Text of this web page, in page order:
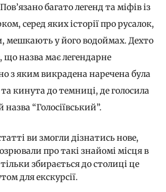
багато легенд та міфів із
серед яких історії про русалок,
мешкають у його водоймах. Дехто
що назва має легендарне
з яким викрадена наречена була
кинута до темниці, де голосила
назва “Голосіївський”.
ви змогли дізнатись нове,
про такі знайомі місця в
збирається до столиці це
для екскурсії.